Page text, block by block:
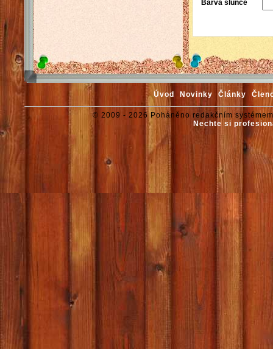
Barva slunce
Úvod Novinky Články
© 2009 - 2026 Poháněno redakčním
Nechte si